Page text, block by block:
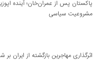
پاکستان پس از عمران‌خان؛ آینده
مشروعیت سیاسی
اثرگذاری مهاجرین بازگشته از ایران بر